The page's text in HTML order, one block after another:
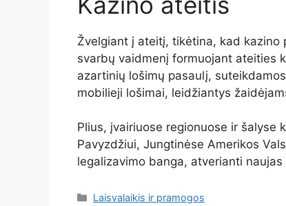
Žvelgiant į ateitį, tikėtina, kad kazino
svarbų vaidmenį formuojant ateities
azartinių lošimų pasaulį,
mobilieji lošimai, leidžiantys
Plius, įvairiuose regionuose ir šalyse
Pavyzdžiui, Jungtinėse Amerikos
legalizavimo banga, atverianti
Kategorijos
Laisvalaikis ir pramogos